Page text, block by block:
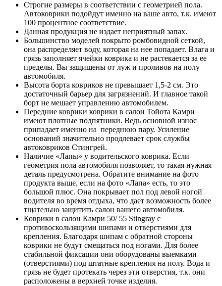
Строгие размеры в соответствии с геометрией пола.
Автоковрики подойдут именно на ваше авто, т.к. имеют
100 процентное соответствие.
Данная продукция не издает неприятный запах.
Большинство моделей покрыто ромбовидной сеткой,
она распределяет воду, которая на нее попадает. Влага и
грязь заполняет ячейки коврика и не растекается за ее
пределы. Вы защищены от луж и проливов на полу
автомобиля.
Высота борта ковриков не превышает 1,5-2 см. Это
достаточный барьер для загрязнений. И главное такой
борт не мешает управлению автомобилем.
Передние коврики коврики в салон Тойота Камри
имеют плотные подпятники. Ведь основной износ
припадает именно на переднюю пару. Усиление
оснований значительно продлевает срок службы
автоковриков Стингрей.
Наличие «Лапы» у водительского коврика. Если
геометрия пола автомобиля позволяет, то такая нужная
деталь предусмотрена. Обратите внимание на фото
продукта выше, если на фото «Лапа» есть, то это
большой плюс. Она покрывает пол под левой ногой
водителя во время отдыха, что дает возможность более
тщательно защитить салон вашего автомобиля.
Коврики в салон Камри 50/ 55 Stingray с
противоскользящими шипами и отверстиями для
крепления. Благодаря шипам с обратной стороны
коврики не будут смещаться под ногами. Для более
стабильной фиксации они оборудованы выемками
(отверстиями) под штатные крепления на полу. Вода и
грязь не будет протекать через эти отверстия, т.к. они
расположены в верхней точке изделия.